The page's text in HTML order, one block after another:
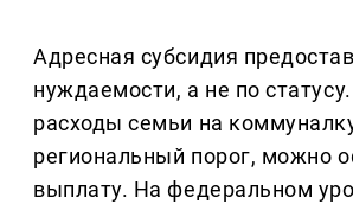
Адресная субсидия
нуждаемости, а не по
расходы семьи на
региональный порог, можно
выплату. На федеральном